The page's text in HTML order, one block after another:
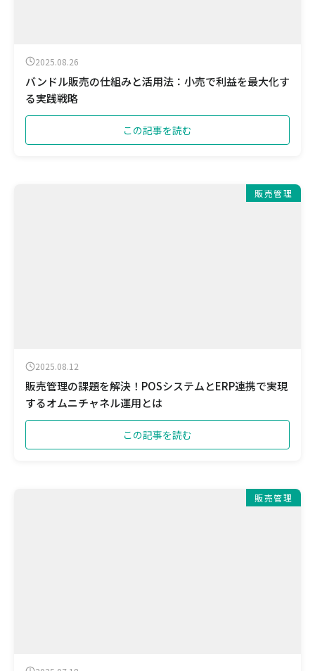
2025.08.26
バンドル販売の仕組みと活用法：小売で利益を最大化す
る実践戦略
この記事を読む
販売管理
2025.08.12
販売管理の課題を解決！POSシステムとERP連携で実現
するオムニチャネル運用とは
この記事を読む
販売管理